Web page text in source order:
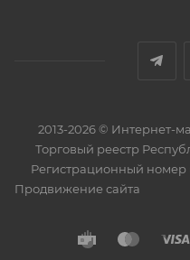
2013-2026 © Интернет-
Торговый реестр
Регистрационный номер
Продвижение сайта